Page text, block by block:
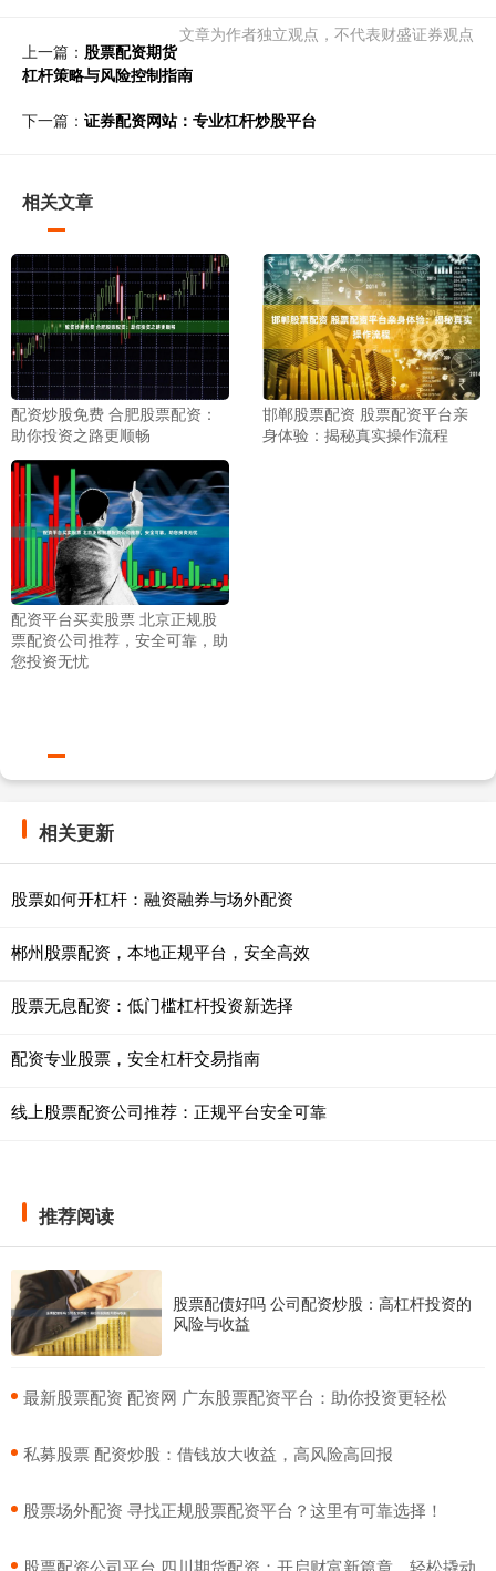
文章为作者独立观点，不代表财盛证券观点
上一篇： 股票配资期货
杠杆策略与风险控制指南
下一篇： 证券配资网站：专业杠杆炒股平台
相关文章
配资炒股免费 合肥股票配资：
助你投资之路更顺畅
邯郸股票配资 股票配资平台亲
身体验：揭秘真实操作流程
配资平台买卖股票 北京正规股
票配资公司推荐，安全可靠，助
您投资无忧
相关更新
股票如何开杠杆：融资融券与场外配资
郴州股票配资，本地正规平台，安全高效
股票无息配资：低门槛杠杆投资新选择
配资专业股票，安全杠杆交易指南
线上股票配资公司推荐：正规平台安全可靠
推荐阅读
股票配债好吗 公司配资炒股：高杠杆投资的
风险与收益
​最新股票配资 配资网 广东股票配资平台：助你投资更轻松
​私募股票 配资炒股：借钱放大收益，高风险高回报
​股票场外配资 寻找正规股票配资平台？这里有可靠选择！
​股票配资公司平台 四川期货配资：开启财富新篇章，轻松撬动